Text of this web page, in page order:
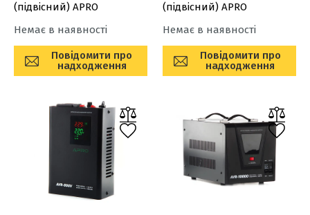
(підвісний) APRO
Немає в наявності
Повідомити про
надходження
(підвісний) APRO
Немає в наявності
Повідомити про
надходження